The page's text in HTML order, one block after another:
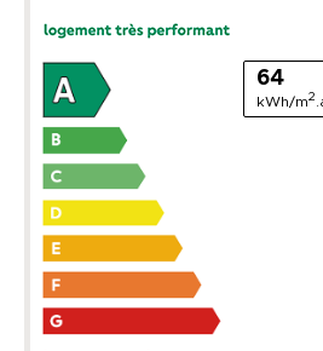
64
kWh/m2